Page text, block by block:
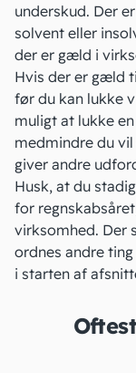
underskud. Der
solvent eller
der er gæld i
Hvis der er gæld
før du kan lukke
muligt at lukke
medmindre du
giver andre
Husk, at du
for
virksomhed. Der
ordnes andre
i starten af